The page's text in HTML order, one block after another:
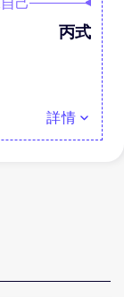
丙式
詳情